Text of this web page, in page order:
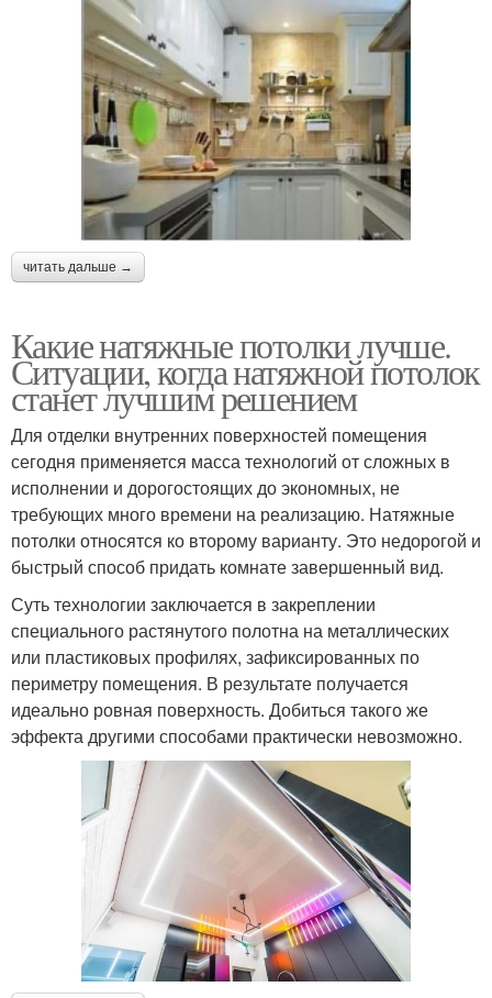
читать дальше →
Какие натяжные потолки лучше.
Ситуации, когда натяжной потолок
станет лучшим решением
Для отделки внутренних поверхностей помещения
сегодня применяется масса технологий от сложных в
исполнении и дорогостоящих до экономных, не
требующих много времени на реализацию. Натяжные
потолки относятся ко второму варианту. Это недорогой и
быстрый способ придать комнате завершенный вид.
Суть технологии заключается в закреплении
специального растянутого полотна на металлических
или пластиковых профилях, зафиксированных по
периметру помещения. В результате получается
идеально ровная поверхность. Добиться такого же
эффекта другими способами практически невозможно.